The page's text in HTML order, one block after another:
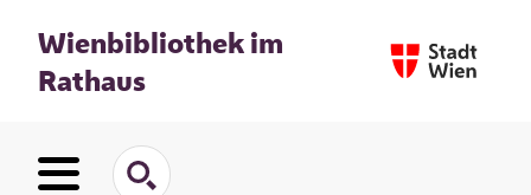
Wienbibliothek im
Rathaus